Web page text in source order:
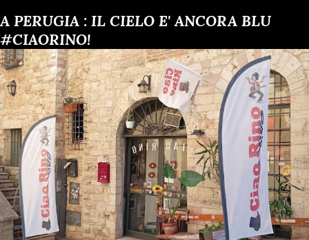
A PERUGIA : IL CIELO E' ANCORA BLU
#CIAORINO!